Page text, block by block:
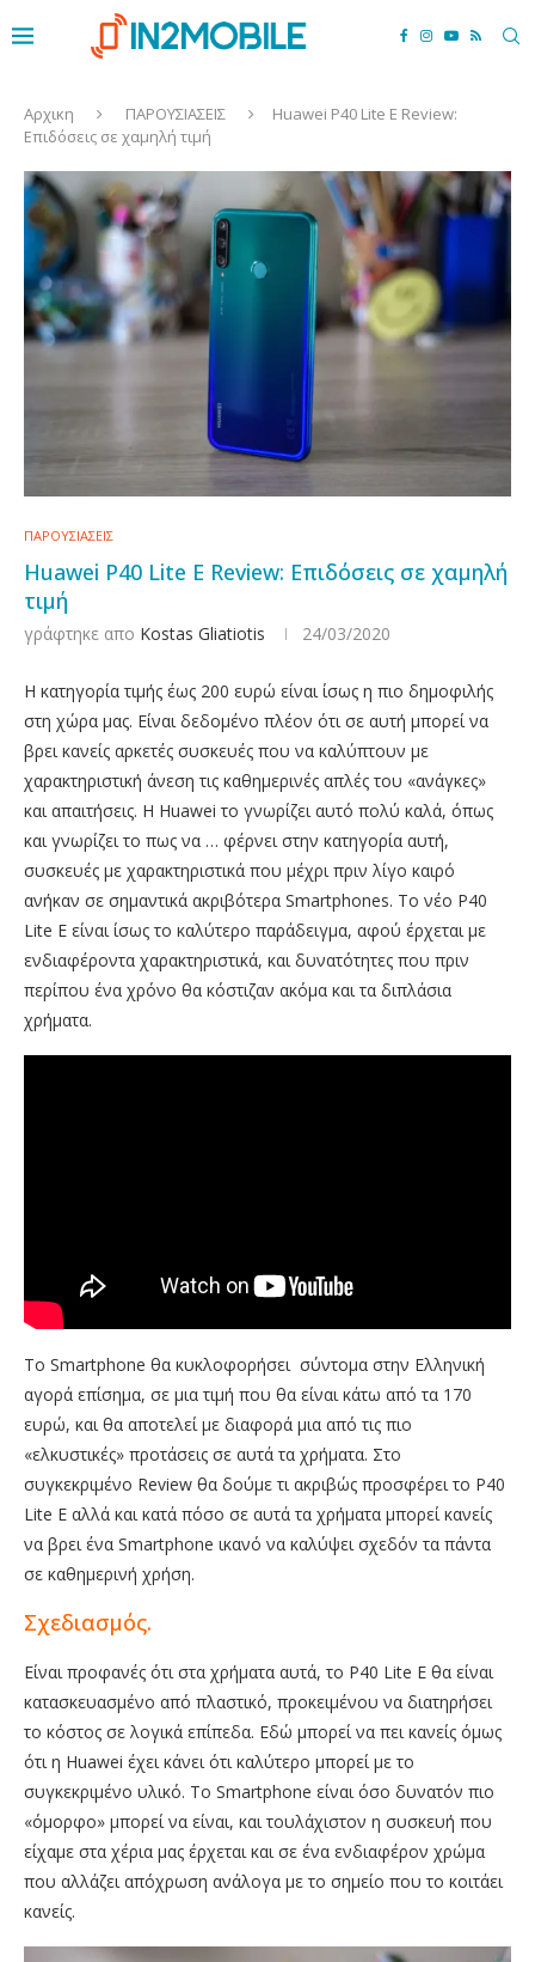
Αρχικη ΠΑΡΟΥΣΙΑΣΕΙΣ
Huawei P40 Lite E Review:
Επιδόσεις σε χαμηλή τιμή
ΠΑΡΟΥΣΙΑΣΕΙΣ
Huawei P40 Lite E Review: Επιδόσεις σε χαμηλή
τιμή
γράφτηκε απο Kostas Gliatiotis 24/03/2020
Η κατηγορία τιμής έως 200 ευρώ είναι ίσως η πιο δημοφιλής
στη χώρα μας. Είναι δεδομένο πλέον ότι σε αυτή μπορεί να
βρει κανείς αρκετές συσκευές που να καλύπτουν με
χαρακτηριστική άνεση τις καθημερινές απλές του «ανάγκες»
και απαιτήσεις. Η Huawei το γνωρίζει αυτό πολύ καλά, όπως
και γνωρίζει το πως να … φέρνει στην κατηγορία αυτή,
συσκευές με χαρακτηριστικά που μέχρι πριν λίγο καιρό
ανήκαν σε σημαντικά ακριβότερα Smartphones. Το νέο P40
Lite E είναι ίσως το καλύτερο παράδειγμα, αφού έρχεται με
ενδιαφέροντα χαρακτηριστικά, και δυνατότητες που πριν
περίπου ένα χρόνο θα κόστιζαν ακόμα και τα διπλάσια
χρήματα.
Το Smartphone θα κυκλοφορήσει σύντομα στην Ελληνική
αγορά επίσημα, σε μια τιμή που θα είναι κάτω από τα 170
ευρώ, και θα αποτελεί με διαφορά μια από τις πιο
«ελκυστικές» προτάσεις σε αυτά τα χρήματα. Στο
συγκεκριμένο Review θα δούμε τι ακριβώς προσφέρει το P40
Lite E αλλά και κατά πόσο σε αυτά τα χρήματα μπορεί κανείς
να βρει ένα Smartphone ικανό να καλύψει σχεδόν τα πάντα
σε καθημερινή χρήση.
Σχεδιασμός.
Είναι προφανές ότι στα χρήματα αυτά, το P40 Lite E θα είναι
κατασκευασμένο από πλαστικό, προκειμένου να διατηρήσει
το κόστος σε λογικά επίπεδα. Εδώ μπορεί να πει κανείς όμως
ότι η Huawei έχει κάνει ότι καλύτερο μπορεί με το
συγκεκριμένο υλικό. Το Smartphone είναι όσο δυνατόν πιο
«όμορφο» μπορεί να είναι, και τουλάχιστον η συσκευή που
είχαμε στα χέρια μας έρχεται και σε ένα ενδιαφέρον χρώμα
που αλλάζει απόχρωση ανάλογα με το σημείο που το κοιτάει
κανείς.